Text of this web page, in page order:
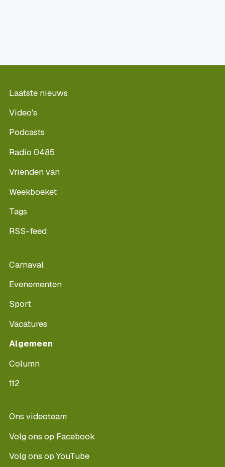
Laatste nieuws
Video's
Podcasts
Radio 0485
Vrienden van
Weekboeket
Tags
RSS-feed
Carnaval
Evenementen
Sport
Vacatures
Algemeen
Column
112
Ons videoteam
Volg ons op Facebook
Volg ons op YouTube